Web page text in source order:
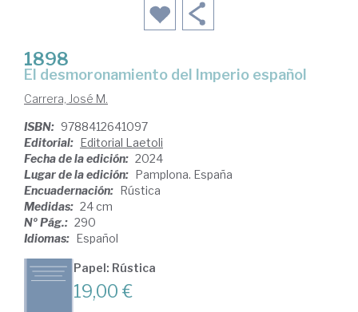
1898
el desmoronamiento del Imperio español
Carrera, José M.
ISBN: 9788412641097
Editorial: Editorial Laetoli
Fecha de la edición: 2024
Lugar de la edición: Pamplona. España
Encuadernación: Rústica
Medidas: 24 cm
Nº Pág.: 290
Idiomas: Español
Papel: Rústica
19,00 €